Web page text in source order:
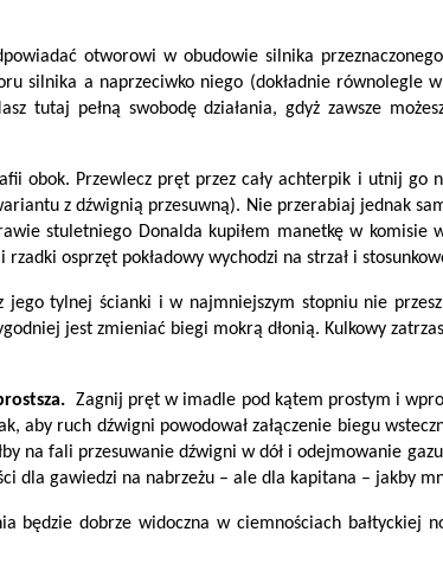
otworowi w obudowie silnika
silnika a naprzeciwko niego (dokładnie
tutaj pełną swobodę działania, gdyż zawsze
obok. Przewlecz pręt przez cały achterpik i utnij go
z dźwignią przesuwną). Nie przerabiaj jednak
stuletniego Donalda kupiłem manetkę w komisie
osprzęt pokładowy wychodzi na strzał i
tylnej ścianki i w najmniejszym stopniu nie
jest zmieniać biegi mokrą dłonią. Kulkowy
Zagnij pręt w imadle pod kątem prostym i
ruch dźwigni powodował załączenie biegu
na fali przesuwanie dźwigni w dół i odejmowanie
dla gawiedzi na nabrzeżu – ale dla kapitana – jakby
będzie dobrze widoczna w ciemnościach bałtyckiej